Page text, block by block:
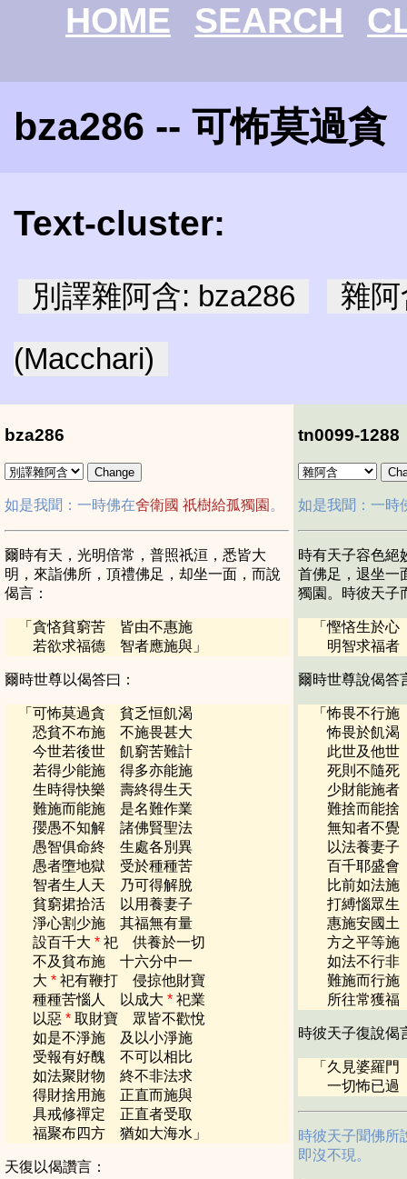
HOME SEARCH
bza286 -- 可怖莫過貪
Text-cluster:
別譯雜阿含: bza286
雜
(Macchari)
bza286
如是我聞：一時佛在舍衛國 祇樹給孤獨園 。
爾時有天，光明倍常，普照祇洹，悉皆大
明，來詣佛所，頂禮佛足，却坐一面，而說
偈言：
「貪悋貧窮苦 皆由不惠施
若欲求福德 智者應施與 」
爾時世尊以偈答曰：
「可怖莫過貪 貧乏恒飢渴
恐貧不布施 不施畏甚大
今世若後世 飢窮苦難計
若得少能施 得多亦能施
生時得快樂 壽終得生天
難施而能施 是名難作業
孾愚不知解 諸佛賢聖法
愚智俱命終 生處各別異
愚者墮地獄 受於種種苦
智者生人天 乃可得解脫
貧窮捃拾活 以用養妻子
淨心割少施 其福無有量
設百千大 *祀 供養於一切
不及貧布施 十六分中一
大 *祀有鞭打 侵掠他財寶
種種苦惱人 以成大 *祀業
以惡 *取財寶 眾皆不歡悅
如是不淨施 及以小淨施
受報有好醜 不可以相比
如法聚財物 終不非法求
得財捨用施 正直而施與
具戒修禪定 正直者受取
福聚布四方 猶如大海水 」
天復以偈讚言：
tn0099-1288
如是我聞：一時
時有天子容色絕
首佛足，退坐一
獨園。時彼天子
「慳悋生於
明智求福
爾時世尊說偈答
「怖畏不行
怖畏於飢
此世及他
死則不隨
少財能施
難捨而能
無知者不
以法養妻
百千耶盛
比前如法
打縛惱眾
惠施安國
方之平等
如法不行
難施而行
所往常獲
時彼天子復說偈
「 久見婆羅
一切怖已
時彼天子聞佛所
即沒不現。